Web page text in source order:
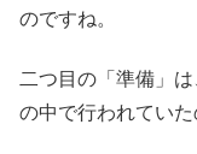
のですね。
二つ目の「準備」
の中で行われてい